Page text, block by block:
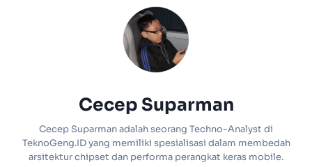
Cecep Suparman
Cecep Suparman adalah seorang Techno-Analyst di
TeknoGeng.ID yang memiliki spesialisasi dalam membedah
arsitektur chipset dan performa perangkat keras mobile.